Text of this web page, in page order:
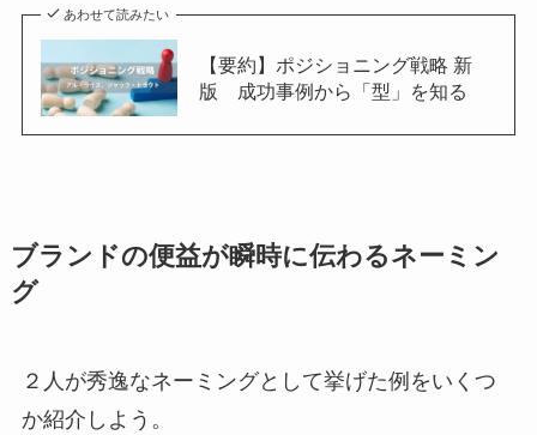
あわせて読みたい
【要約】ポジショニング戦略 新
版 成功事例から「型」を知る
ブランドの便益が瞬時に伝わるネーミン
グ
２人が秀逸なネーミングとして挙げた例をいくつ
か紹介しよう。